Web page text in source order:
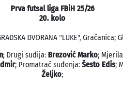
Prva futsal liga FBiH 25/26
20. kolo
DVORANA "LUKE", Gračanica;
; Drugi sudija: Brezović Marko;
; Promatrač suđenja: Šesto Edis;
Željko;